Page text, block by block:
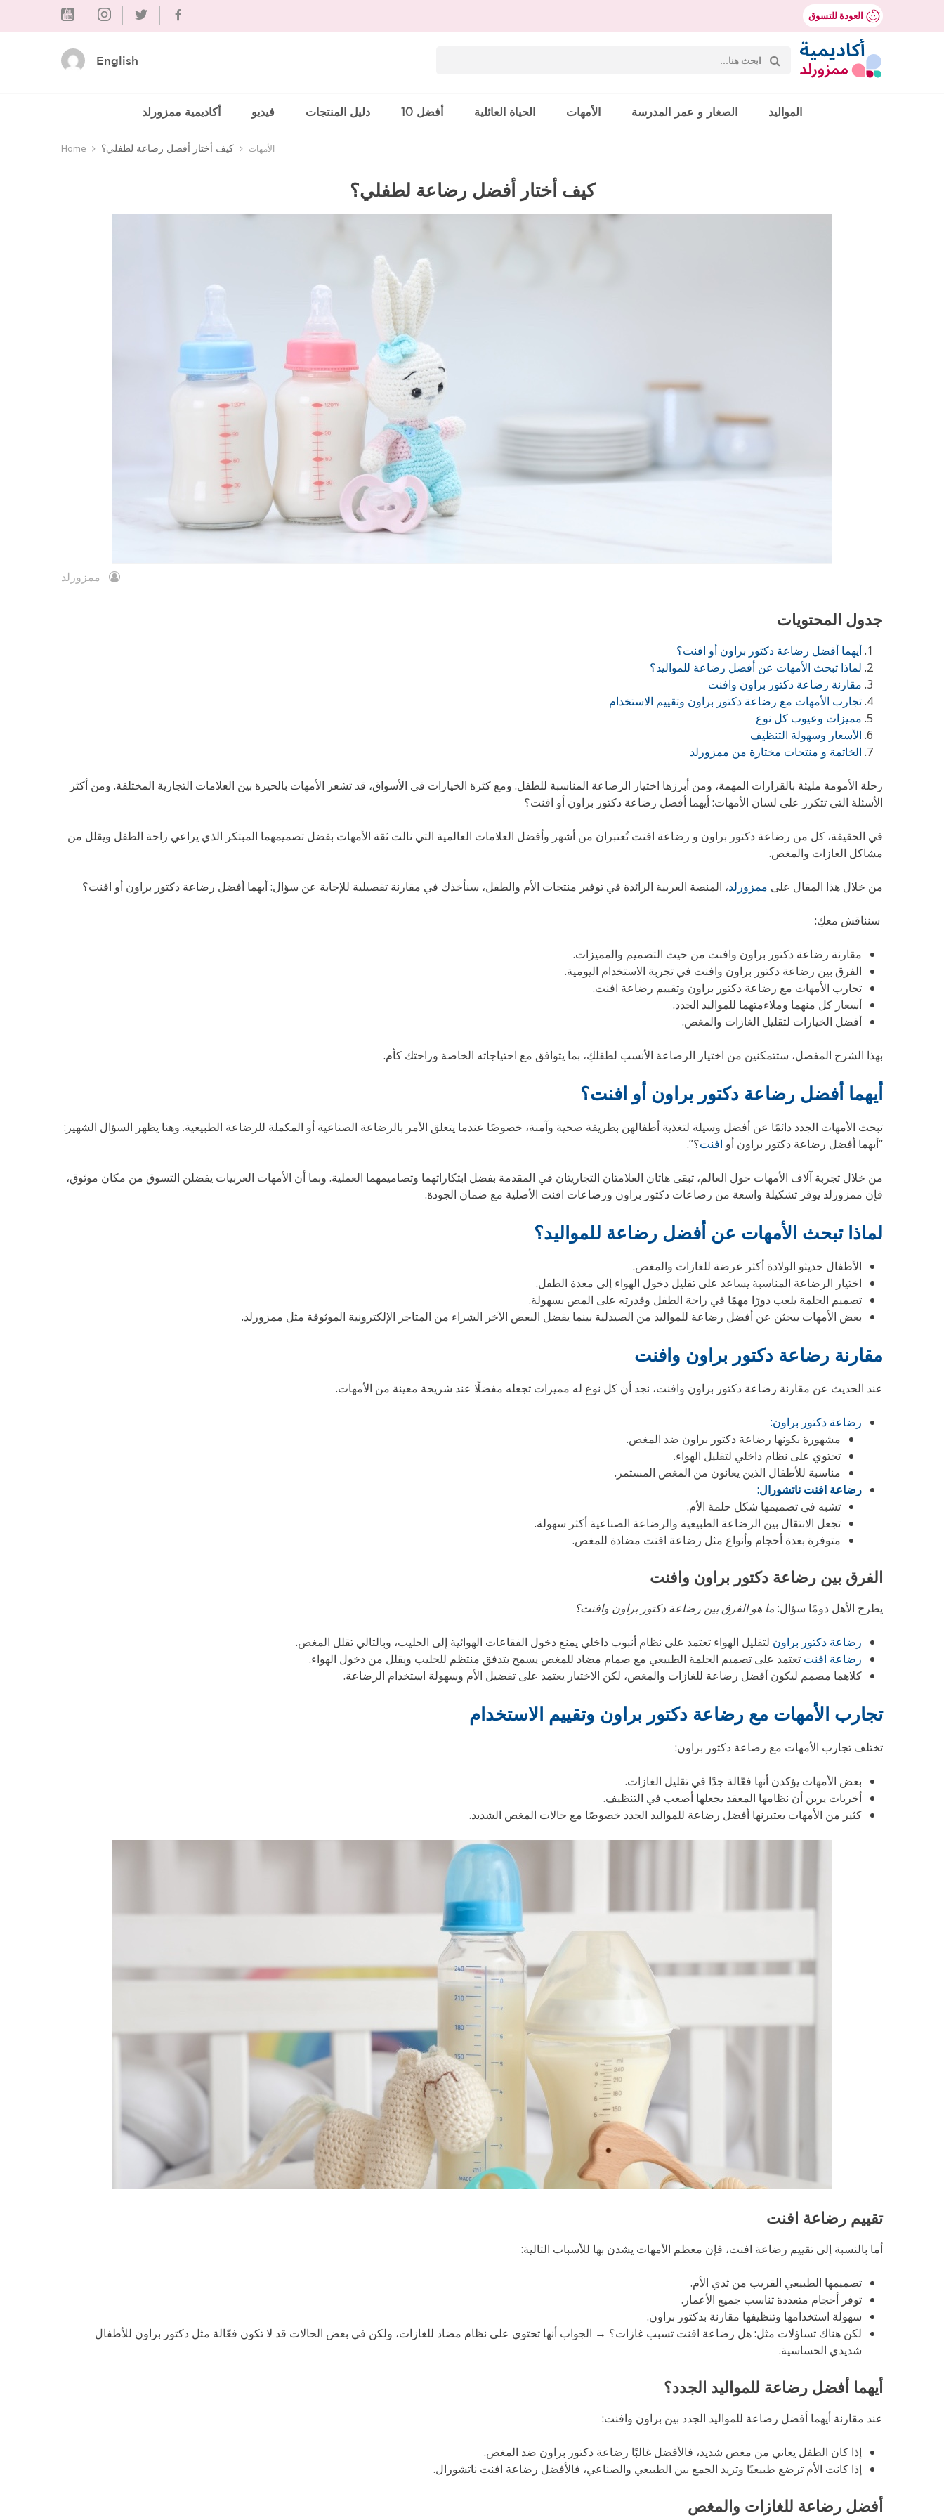
العودة للتسوق
بحث
عن:
English
المواليد الصغار و عمر المدرسة الأمهات الحياة العائلية أفضل 10 دليل المنتجات فيديو أكاديمية ممزورلد
Home الأمهات كيف أختار أفضل رضاعة لطفلي؟
كيف أختار أفضل رضاعة لطفلي؟
ممزورلد
جدول المحتويات
أيهما أفضل رضاعة دكتور براون أو افنت؟
لماذا تبحث الأمهات عن أفضل رضاعة للمواليد؟
مقارنة رضاعة دكتور براون وافنت
تجارب الأمهات مع رضاعة دكتور براون وتقييم الاستخدام
مميزات وعيوب كل نوع
الأسعار وسهولة التنظيف
الخاتمة و منتجات مختارة من ممزورلد
رحلة الأمومة مليئة بالقرارات المهمة، ومن أبرزها اختيار الرضاعة المناسبة للطفل. ومع كثرة الخيارات في الأسواق، قد تشعر الأمهات بالحيرة بين العلامات التجارية المختلفة. ومن أكثر
الأسئلة التي تتكرر على لسان الأمهات: أيهما أفضل رضاعة دكتور براون أو افنت؟
في الحقيقة، كل من رضاعة دكتور براون و رضاعة افنت تُعتبران من أشهر وأفضل العلامات العالمية التي نالت ثقة الأمهات بفضل تصميمهما المبتكر الذي يراعي راحة الطفل ويقلل من
مشاكل الغازات والمغص.
من خلال هذا المقال على ممزورلد، المنصة العربية الرائدة في توفير منتجات الأم والطفل، سنأخذك في مقارنة تفصيلية للإجابة عن سؤال: أيهما أفضل رضاعة دكتور براون أو افنت؟
سنناقش معكِ:
مقارنة رضاعة دكتور براون وافنت من حيث التصميم والمميزات.
الفرق بين رضاعة دكتور براون وافنت في تجربة الاستخدام اليومية.
تجارب الأمهات مع رضاعة دكتور براون وتقييم رضاعة افنت.
أسعار كل منهما وملاءمتهما للمواليد الجدد.
أفضل الخيارات لتقليل الغازات والمغص.
بهذا الشرح المفصل، ستتمكنين من اختيار الرضاعة الأنسب لطفلكِ، بما يتوافق مع احتياجاته الخاصة وراحتك كأم.
أيهما أفضل رضاعة دكتور براون أو افنت؟
تبحث الأمهات الجدد دائمًا عن أفضل وسيلة لتغذية أطفالهن بطريقة صحية وآمنة، خصوصًا عندما يتعلق الأمر بالرضاعة الصناعية أو المكملة للرضاعة الطبيعية. وهنا يظهر السؤال الشهير:
“أيهما أفضل رضاعة دكتور براون أو افنت؟”.
من خلال تجربة آلاف الأمهات حول العالم، تبقى هاتان العلامتان التجاريتان في المقدمة بفضل ابتكاراتهما وتصاميمهما العملية. وبما أن الأمهات العربيات يفضلن التسوق من مكان موثوق،
فإن ممزورلد يوفر تشكيلة واسعة من رضاعات دكتور براون ورضاعات افنت الأصلية مع ضمان الجودة.
لماذا تبحث الأمهات عن أفضل رضاعة للمواليد؟
الأطفال حديثو الولادة أكثر عرضة للغازات والمغص.
اختيار الرضاعة المناسبة يساعد على تقليل دخول الهواء إلى معدة الطفل.
تصميم الحلمة يلعب دورًا مهمًا في راحة الطفل وقدرته على المص بسهولة.
بعض الأمهات يبحثن عن أفضل رضاعة للمواليد من الصيدلية بينما يفضل البعض الآخر الشراء من المتاجر الإلكترونية الموثوقة مثل ممزورلد.
مقارنة رضاعة دكتور براون وافنت
عند الحديث عن مقارنة رضاعة دكتور براون وافنت، نجد أن كل نوع له مميزات تجعله مفضلًا عند شريحة معينة من الأمهات.
رضاعة دكتور براون:
مشهورة بكونها رضاعة دكتور براون ضد المغص.
تحتوي على نظام داخلي لتقليل الهواء.
مناسبة للأطفال الذين يعانون من المغص المستمر.
رضاعة افنت ناتشورال:
تشبه في تصميمها شكل حلمة الأم.
تجعل الانتقال بين الرضاعة الطبيعية والرضاعة الصناعية أكثر سهولة.
متوفرة بعدة أحجام وأنواع مثل رضاعة افنت مضادة للمغص.
الفرق بين رضاعة دكتور براون وافنت
يطرح الأهل دومًا سؤال: ما هو الفرق بين رضاعة دكتور براون وافنت؟
رضاعة دكتور براون لتقليل الهواء تعتمد على نظام أنبوب داخلي يمنع دخول الفقاعات الهوائية إلى الحليب، وبالتالي تقلل المغص.
رضاعة افنت تعتمد على تصميم الحلمة الطبيعي مع صمام مضاد للمغص يسمح بتدفق منتظم للحليب ويقلل من دخول الهواء.
كلاهما مصمم ليكون أفضل رضاعة للغازات والمغص، لكن الاختيار يعتمد على تفضيل الأم وسهولة استخدام الرضاعة.
تجارب الأمهات مع رضاعة دكتور براون وتقييم الاستخدام
تختلف تجارب الأمهات مع رضاعة دكتور براون:
بعض الأمهات يؤكدن أنها فعّالة جدًا في تقليل الغازات.
أخريات يرين أن نظامها المعقد يجعلها أصعب في التنظيف.
كثير من الأمهات يعتبرنها أفضل رضاعة للمواليد الجدد خصوصًا مع حالات المغص الشديد.
تقييم رضاعة افنت
أما بالنسبة إلى تقييم رضاعة افنت، فإن معظم الأمهات يشدن بها للأسباب التالية:
تصميمها الطبيعي القريب من ثدي الأم.
توفر أحجام متعددة تناسب جميع الأعمار.
سهولة استخدامها وتنظيفها مقارنة بدكتور براون.
لكن هناك تساؤلات مثل: هل رضاعة افنت تسبب غازات؟ → الجواب أنها تحتوي على نظام مضاد للغازات، ولكن في بعض الحالات قد لا تكون فعّالة مثل دكتور براون للأطفال
شديدي الحساسية.
أيهما أفضل رضاعة للمواليد الجدد؟
عند مقارنة أيهما أفضل رضاعة للمواليد الجدد بين براون وافنت:
إذا كان الطفل يعاني من مغص شديد، فالأفضل غالبًا رضاعة دكتور براون ضد المغص.
إذا كانت الأم ترضع طبيعيًا وتريد الجمع بين الطبيعي والصناعي، فالأفضل رضاعة افنت ناتشورال.
أفضل رضاعة للغازات والمغص